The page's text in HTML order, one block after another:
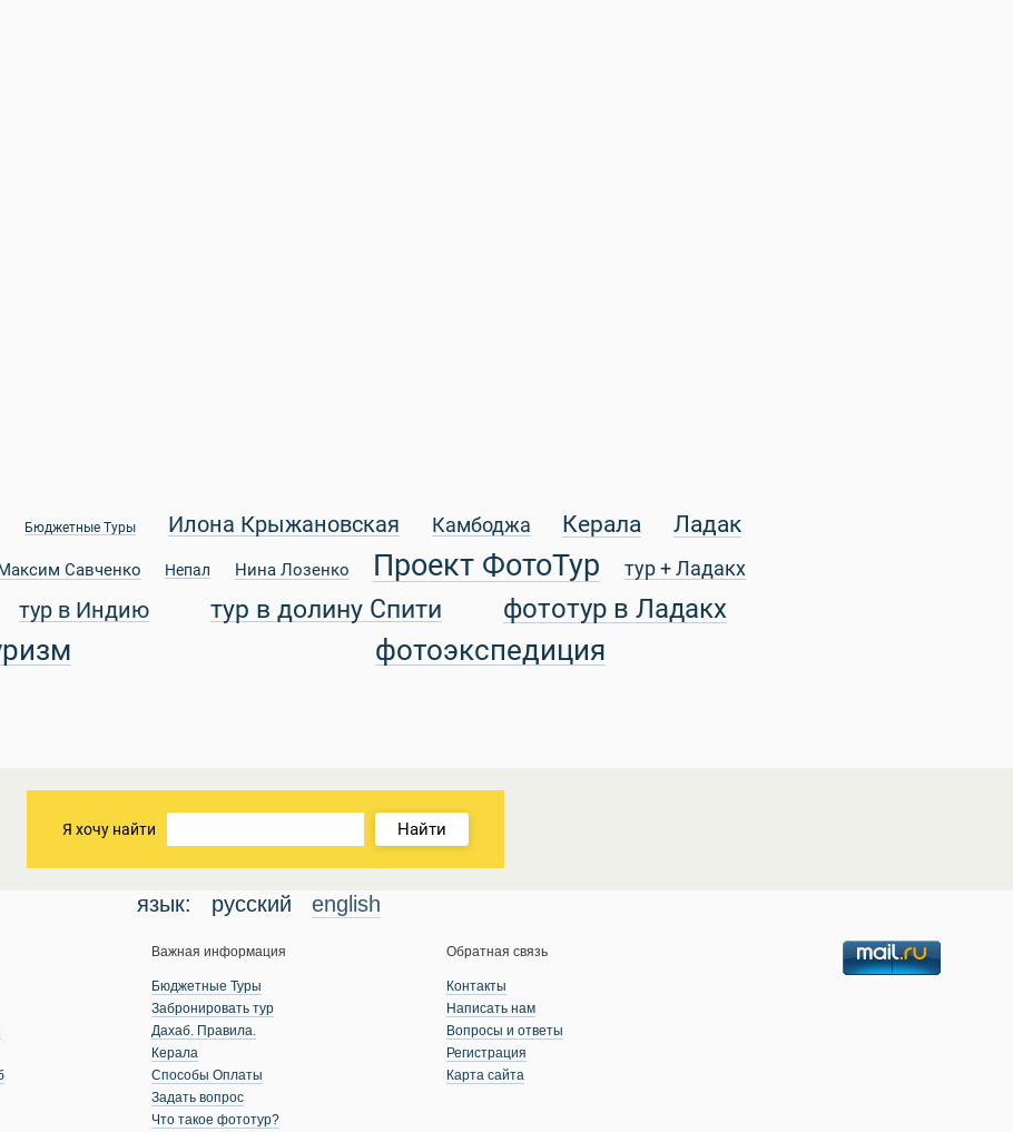
Бюджетные Туры Илона Крыжановская Камбоджа Керала Ладак
Савченко Непал Нина Лозенко Проект ФотоТур тур + Ладакх
тур в Индию тур в долину Спити фототур в Ладакх
фотоэкспедиция
Я хочу найти Найти
язык: русский english
Важная информация
Бюджетные Туры
Забронировать тур
Дахаб. Правила.
Керала
Способы Оплаты
Задать вопрос
Что такое фототур?
Обратная связь
Контакты
Написать нам
Вопросы и ответы
Регистрация
Карта сайта